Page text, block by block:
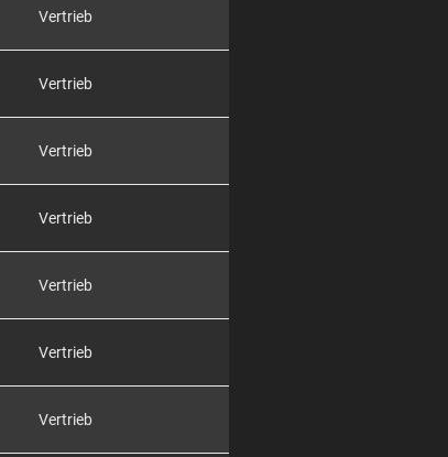
Vertrieb
Vertrieb
Vertrieb
Vertrieb
Vertrieb
Vertrieb
Vertrieb